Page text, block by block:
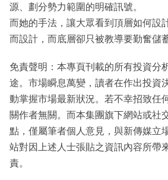
源、劃分勢力範圍的明確訊號。
而她的手法，讓大眾看到頂層如何設
而設計，而底層卻只被教導要勤奮儲
免責聲明：本專頁刊載的所有投資分
途。市場瞬息萬變，讀者在作出投資
動掌握市場最新狀況。若不幸招致任
關作者無關。而本集團旗下網站或社
點，僅屬筆者個人意見，與新傳媒立
站對因上述人士張貼之資訊內容所帶
責。